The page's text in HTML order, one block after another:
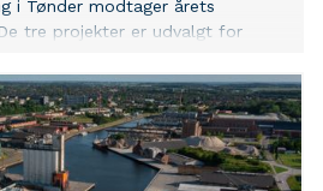
i Tønder modtager årets
tre projekter er udvalgt for
i kommunen